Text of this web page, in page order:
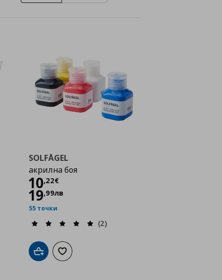
с любими
SOLFÅGEL
акрилна боя
10,22€
Цена
19,99лв
55 точки
(2)
Добави в кошницата
Добави към списъка с любими